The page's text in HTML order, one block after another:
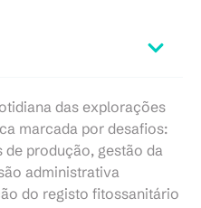
das explorações
marcada por desafios:
produção, gestão da
administrativa
do registo fitossanitário